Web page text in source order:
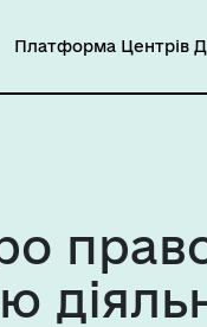
Платформа Центрів